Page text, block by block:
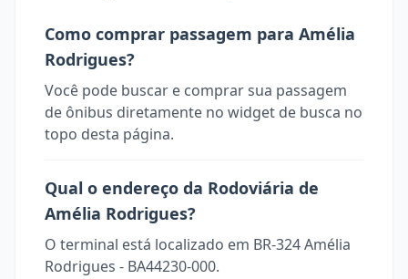
Como comprar passagem para Amélia
Rodrigues?
Você pode buscar e comprar sua passagem
de ônibus diretamente no widget de busca no
topo desta página.
Qual o endereço da Rodoviária de
Amélia Rodrigues?
O terminal está localizado em BR-324 Amélia
Rodrigues - BA44230-000.